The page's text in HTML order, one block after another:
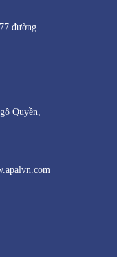
đường
Quyền,